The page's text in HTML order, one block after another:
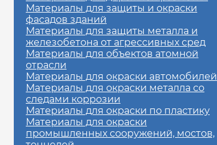
Материалы для защиты и окраски
фасадов зданий
Материалы для защиты металла и
железобетона от агрессивных сред
Материалы для объектов атомной
отрасли
Материалы для окраски автомобилей
Материалы для окраски металла со
следами коррозии
Материалы для окраски по пластику
Материалы для окраски
промышленных сооружений, мостов,